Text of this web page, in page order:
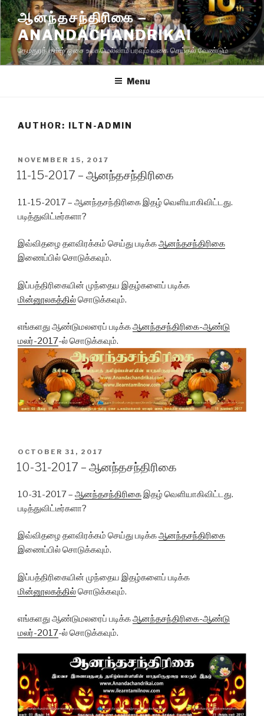
Skip
to
content
ஆனந்தசந்திரிகை –
ANANDACHANDRIKAI
தேமதுரத் தமிழ் ஓசை உலகமெல்லாம் பரவும் வகை செய்தல் வேண்டும்
Menu
AUTHOR: ILTN-ADMIN
POSTED
ON
NOVEMBER 15, 2017
11-15-2017 – ஆனந்தசந்திரிகை
11-15-2017 – ஆனந்தசந்திரிகை இதழ் வெளியாகிவிட்டது.
படித்துவிட்டீர்களா?
இவ்விதழை தளவிரக்கம் செய்து படிக்கஆனந்தசந்திரிகை
இணைப்பில் சொடுக்கவும்.
இப்பத்திரிகையின் முந்தைய இதழ்களைப் படிக்க
மின்னூலகத்தில்சொடுக்கவும்.
எங்களது ஆண்டுமலரைப் படிக்கஆனந்தசந்திரிகை-ஆண்டு
மலர்-2017-ல் சொடுக்கவும்.
POSTED
ON
OCTOBER 31, 2017
10-31-2017 – ஆனந்தசந்திரிகை
10-31-2017 – ஆனந்தசந்திரிகைஇதழ் வெளியாகிவிட்டது.
படித்துவிட்டீர்களா?
இவ்விதழை தளவிரக்கம் செய்து படிக்கஆனந்தசந்திரிகை
இணைப்பில் சொடுக்கவும்.
இப்பத்திரிகையின் முந்தைய இதழ்களைப் படிக்க
மின்னூலகத்தில்சொடுக்கவும்.
எங்களது ஆண்டுமலரைப் படிக்கஆனந்தசந்திரிகை-ஆண்டு
மலர்-2017-ல் சொடுக்கவும்.